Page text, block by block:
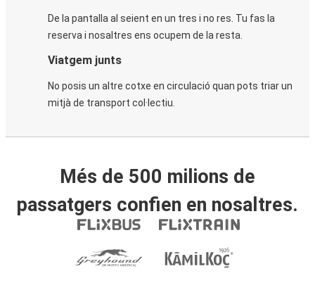
De la pantalla al seient en un tres i no res. Tu fas la
reserva i nosaltres ens ocupem de la resta.
Viatgem junts
No posis un altre cotxe en circulació quan pots triar un
mitjà de transport col·lectiu.
Més de 500 milions de
passatgers confien en nosaltres.